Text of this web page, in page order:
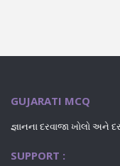
GUJARATI MCQ
જ્ઞાનના દરવાજા ખોલો અને
SUPPORT :